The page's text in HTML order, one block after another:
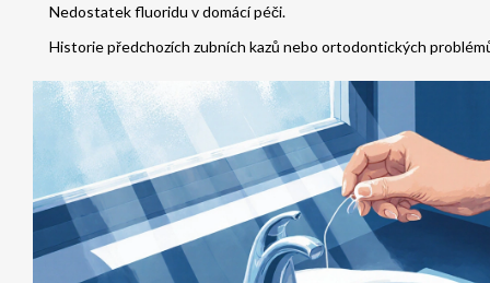
Nedostatek fluoridu v domácí péči.
Historie předchozích zubních kazů nebo ortodontických